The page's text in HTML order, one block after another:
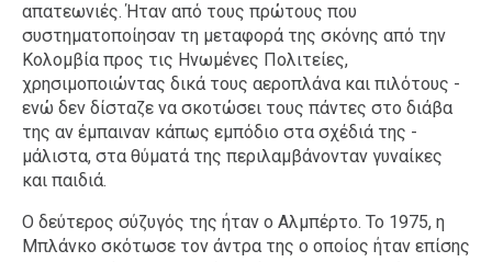
απατεωνιές. Ήταν από τους πρώτους που
συστηματοποίησαν τη μεταφορά της σκόνης από την
Κολομβία προς τις Ηνωμένες Πολιτείες,
χρησιμοποιώντας δικά τους αεροπλάνα και πιλότους -
ενώ δεν δίσταζε να σκοτώσει τους πάντες στο διάβα
της αν έμπαιναν κάπως εμπόδιο στα σχέδιά της -
μάλιστα, στα θύματά της περιλαμβάνονταν γυναίκες
και παιδιά.
Ο δεύτερος σύζυγός της ήταν ο Αλμπέρτο. Το 1975, η
Μπλάνκο σκότωσε τον άντρα της ο οποίος ήταν επίσης